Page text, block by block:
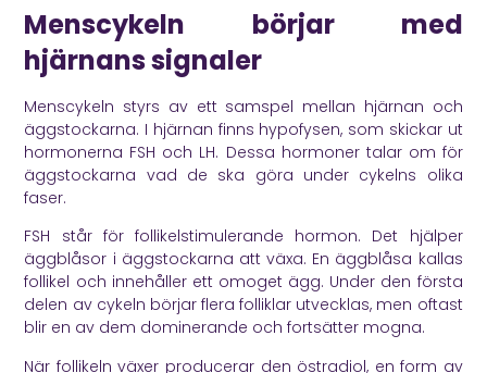
Menscykeln börjar med
hjärnans signaler
Menscykeln styrs av ett samspel mellan hjärnan och
äggstockarna. I hjärnan finns hypofysen, som skickar ut
hormonerna FSH och LH. Dessa hormoner talar om för
äggstockarna vad de ska göra under cykelns olika
faser.
FSH står för follikelstimulerande hormon. Det hjälper
äggblåsor i äggstockarna att växa. En äggblåsa kallas
follikel och innehåller ett omoget ägg. Under den första
delen av cykeln börjar flera folliklar utvecklas, men oftast
blir en av dem dominerande och fortsätter mogna.
När follikeln växer producerar den östradiol, en form av